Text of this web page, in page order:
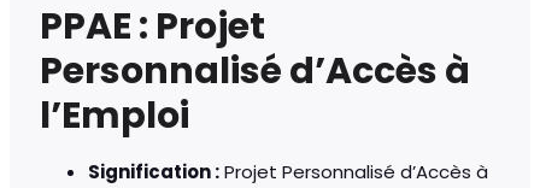
PPAE : Projet
Personnalisé d’Accès à
l’Emploi
Signification :Projet Personnalisé d’Accès à